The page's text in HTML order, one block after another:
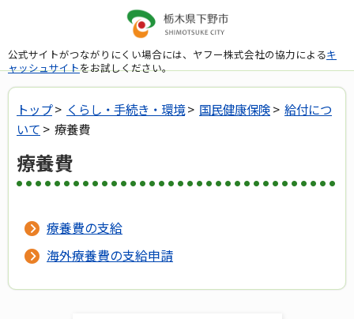
公式サイトがつながりにくい場合には、ヤフー株式会社の協力によるキ
ャッシュサイトをお試しください。
トップ> くらし・手続き・環境> 国民健康保険> 給付につ
いて > 療養費
療養費
療養費の支給
海外療養費の支給申請